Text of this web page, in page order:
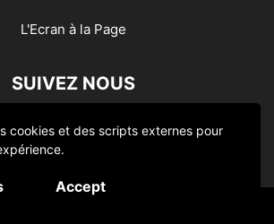
cookies et des scripts externes pour
Accept
L'Ecran à la Page
SUIVEZ NOUS